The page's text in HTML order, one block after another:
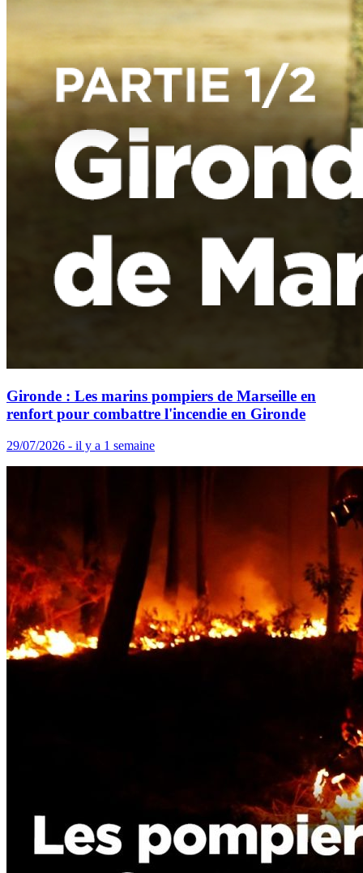
Gironde : Les marins pompiers de Marseille en
renfort pour combattre l'incendie en Gironde
29/07/2026 - il y a 1 semaine